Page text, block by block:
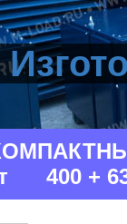
400 +